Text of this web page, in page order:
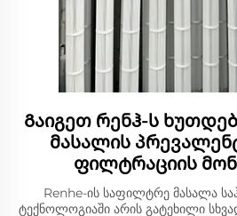
Გაიგეთ რენჰ-ს
მასალის
ფილტრაციის
Renhe-ის საფილტრე მასალა
ტექნოლოგიაში არის გატეხილი